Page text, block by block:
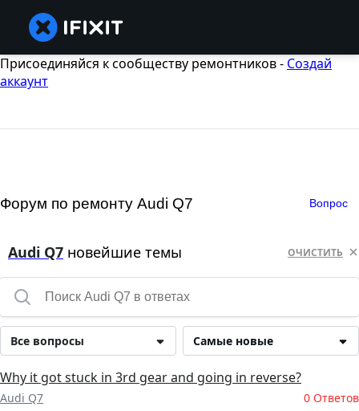
Присоединяйся к сообществу ремонтников - Создай
аккаунт
Форум по ремонту Audi Q7 Вопрос
Audi Q7 новейшие темы ОЧИСТИТЬ
Самые новые
Все вопросы
Why it got stuck in 3rd gear and going in reverse?
Audi Q7 0 Ответов